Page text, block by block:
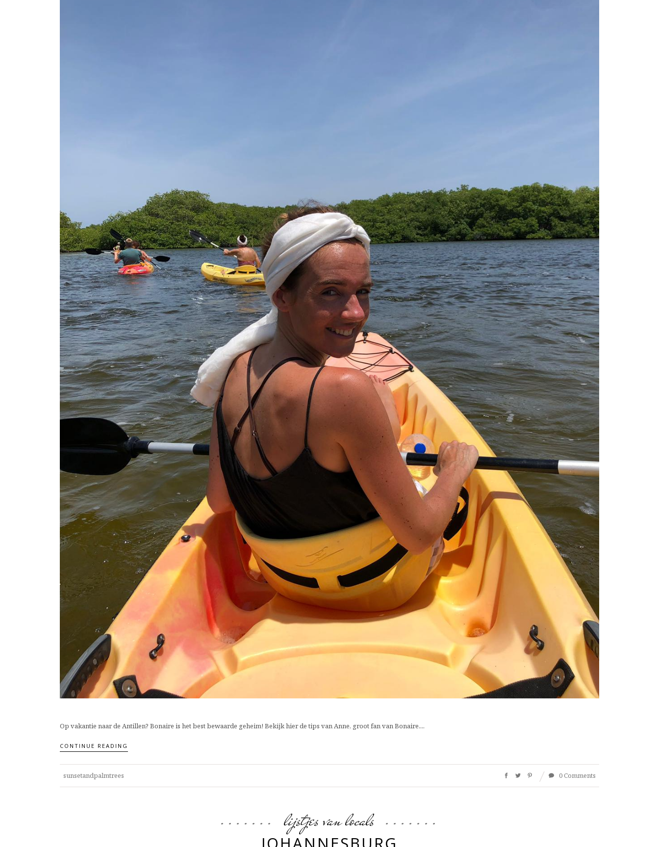
Op vakantie naar de Antillen? Bonaire is het best bewaarde geheim! Bekijk hier de tips van Anne, groot fan van Bonaire....
CONTINUE READING
sunsetandpalmtrees 0 Comments
lijstjes van locals